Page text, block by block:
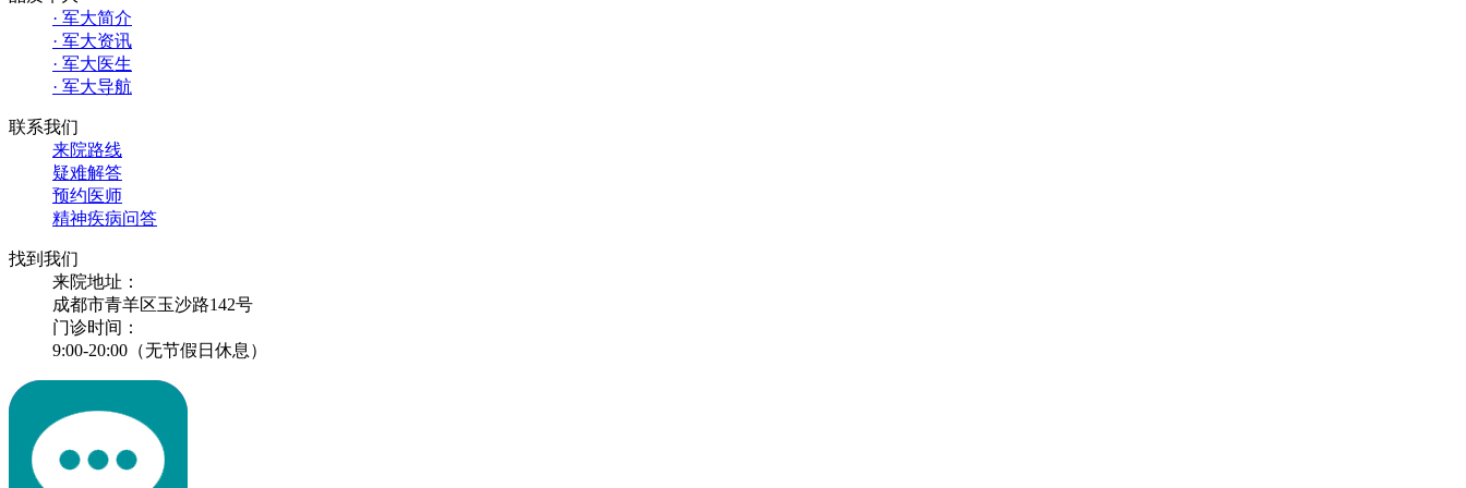
· 军大简介
· 军大资讯
· 军大医生
· 军大导航
联系我们
来院路线
疑难解答
预约医师
精神疾病问答
找到我们
来院地址：
成都市青羊区玉沙路142号
门诊时间：
9:00-20:00（无节假日休息）